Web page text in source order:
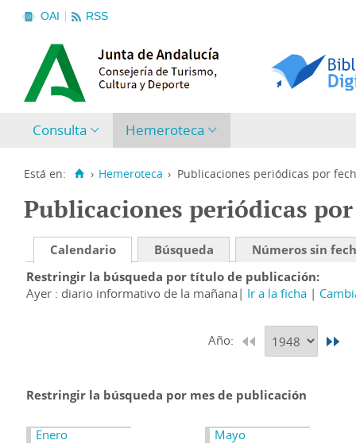
OAI RSS
Consulta Hemeroteca
Está en: › Hemeroteca › Publicaciones periódicas por
Publicaciones periódicas
Calendario Búsqueda
Números sin
Restringir la búsqueda por título de publicación
Ayer : diario informativo de la mañana
Ir a la ficha
Año:
Restringir la búsqueda por mes de publicación
Enero
Mayo